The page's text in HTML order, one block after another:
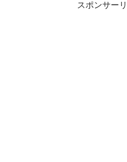
スポンサー